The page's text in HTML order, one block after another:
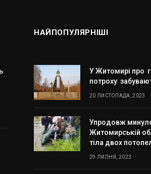
НАЙПОПУЛЯРНІШІ
У Житомирі про
потроху
20 ЛИСТОПАДА, 2023
Упродовж
Житомирській
тіла двох
29 ЛИПНЯ, 2023